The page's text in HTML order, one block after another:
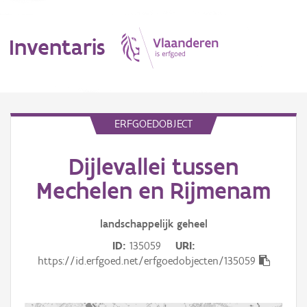
Inventaris
Aanduidingsobject
ERFGOEDOBJECT
Dijlevallei tussen
Mechelen en Rijmenam
landschappelijk geheel
ID 135059
URI
https://id.erfgoed.net/erfgoedobjecten/135059